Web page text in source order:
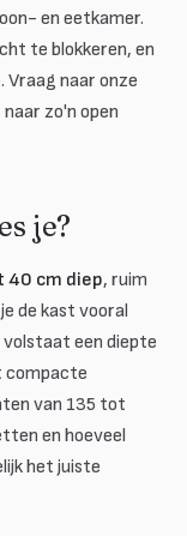
en eetkamer.
te blokkeren, en
naar onze
zo'n open
je?
40 cm diep, ruim
de kast vooral
een diepte
compacte
van 135 tot
en hoeveel
het juiste